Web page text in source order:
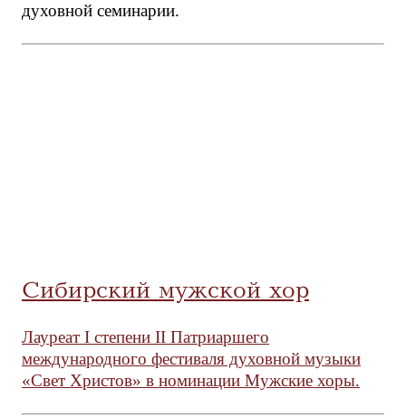
духовной семинарии.
Сибирский мужской хор
Лауреат I степени II Патриаршего
международного фестиваля духовной музыки
«Свет Христов» в номинации Мужские хоры.